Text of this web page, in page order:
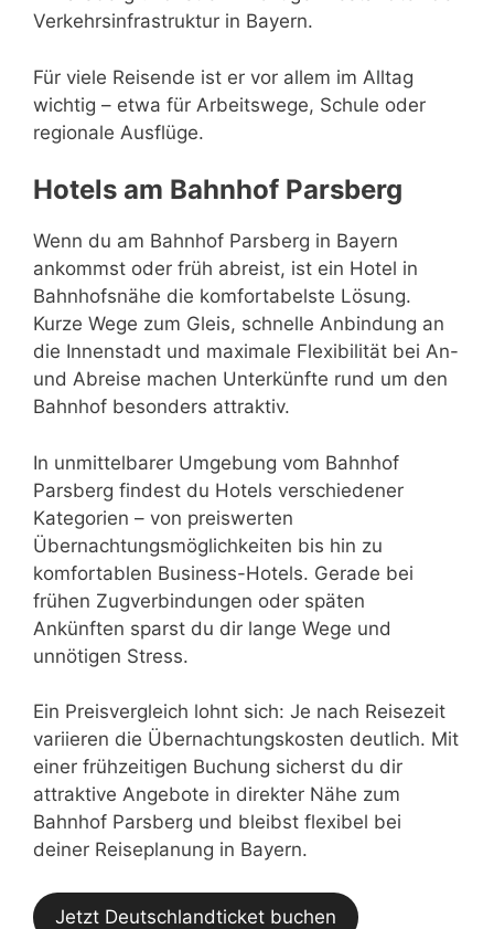
Verkehrsinfrastruktur in Bayern.
Für viele Reisende ist er vor allem im Alltag
wichtig – etwa für Arbeitswege, Schule oder
regionale Ausflüge.
Hotels am Bahnhof Parsberg
Wenn du am Bahnhof Parsberg in Bayern
ankommst oder früh abreist, ist ein Hotel in
Bahnhofsnähe die komfortabelste Lösung.
Kurze Wege zum Gleis, schnelle Anbindung an
die Innenstadt und maximale Flexibilität bei An-
und Abreise machen Unterkünfte rund um den
Bahnhof besonders attraktiv.
In unmittelbarer Umgebung vom Bahnhof
Parsberg findest du Hotels verschiedener
Kategorien – von preiswerten
Übernachtungsmöglichkeiten bis hin zu
komfortablen Business-Hotels. Gerade bei
frühen Zugverbindungen oder späten
Ankünften sparst du dir lange Wege und
unnötigen Stress.
Ein Preisvergleich lohnt sich: Je nach Reisezeit
variieren die Übernachtungskosten deutlich. Mit
einer frühzeitigen Buchung sicherst du dir
attraktive Angebote in direkter Nähe zum
Bahnhof Parsberg und bleibst flexibel bei
deiner Reiseplanung in Bayern.
Jetzt Deutschlandticket buchen